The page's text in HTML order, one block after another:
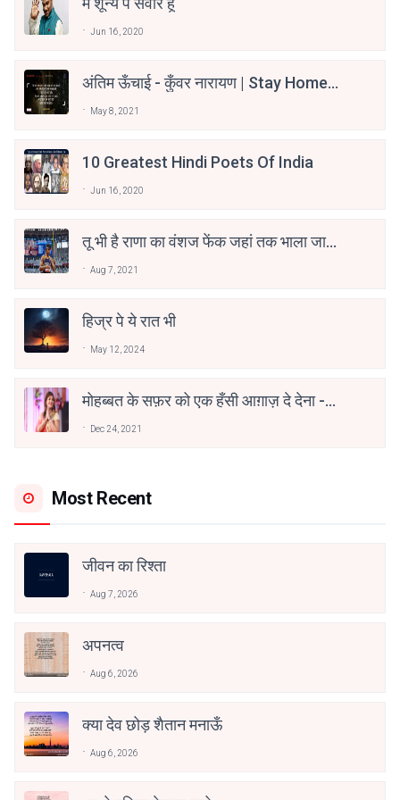
Jun 16, 2020
अंतिम ऊँचाई - कुँवर नारायण | Stay Home
May 8, 2021
10 Greatest Hindi Poets Of India
Jun 16, 2020
तू भी है राणा का वंशज फेंक जहां तक भाला जाए:
Aug 7, 2021
हिज्र पे ये रात भी
May 12, 2024
मोहब्बत के सफ़र को एक हँसी आग़ाज़ दे देना -
Dec 24, 2021
Most Recent
जीवन का रिश्ता
Aug 7, 2026
अपनत्व
Aug 6, 2026
क्या देव छोड़ शैतान मनाऊँ
Aug 6, 2026